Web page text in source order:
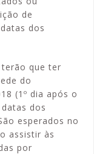
de
dos
que ter
do
(1º dia após o
dos
esperados no
assistir às
por